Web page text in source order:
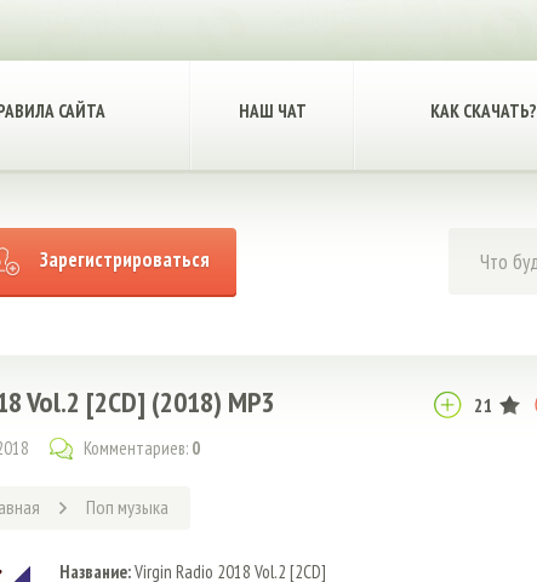
САЙТА НАШ ЧАТ КАК СКАЧАТЬ?
Зарегистрироваться
21
Vol.2 [2CD] (2018) MP3
Комментариев: 0
Поп музыка
Название:Virgin Radio 2018 Vol.2 [2CD]